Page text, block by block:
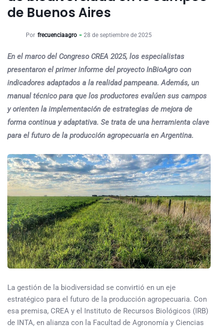
de Buenos Aires
Por frecuenciaagro 28 de septiembre de 2025
En el marco del Congreso CREA 2025, los especialistas
presentaron el primer informe del proyecto InBioAgro con
indicadores adaptados a la realidad pampeana. Además, un
manual técnico para que los productores evalúen sus campos
y orienten la implementación de estrategias de mejora de
forma continua y adaptativa. Se trata de una herramienta clave
para el futuro de la producción agropecuaria en Argentina.
La gestión de la biodiversidad se convirtió en un eje
estratégico para el futuro de la producción agropecuaria. Con
esa premisa, CREA y el Instituto de Recursos Biológicos (IRB)
de INTA, en alianza con la Facultad de Agronomía y Ciencias